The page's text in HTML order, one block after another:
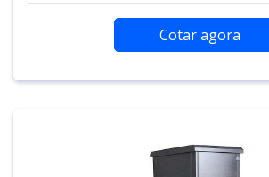
Cotar agora